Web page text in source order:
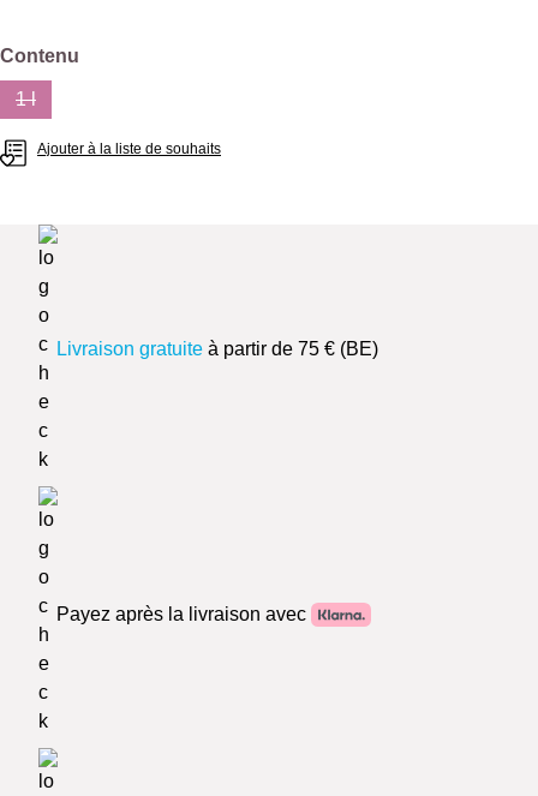
Sélectionnez
Contenu
1 l
Ajouter à la liste de souhaits
Livraison gratuite à partir de 75 € (BE)
Payez après la livraison avec